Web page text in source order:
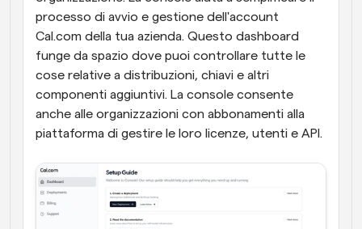
Webhook
Ricevi una notifica quando succede qualcosa
processo di avvio e gestione dell'account
Cal.com della tua azienda. Questo dashboard
funge da spazio dove puoi controllare tutte le
cose relative a distribuzioni, chiavi e altri
componenti aggiuntivi. La console consente
anche alle organizzazioni con abbonamenti alla
piattaforma di gestire le loro licenze, utenti e API.